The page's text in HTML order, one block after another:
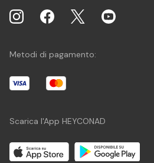
Metodi di pagamento:
Scarica l'App HEYCONAD